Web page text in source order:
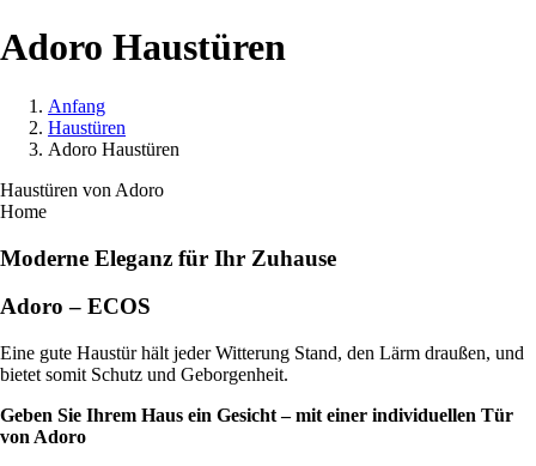
Adoro Haustüren
Anfang
Haustüren
Adoro Haustüren
Haustüren von Adoro
Home
Moderne Eleganz für Ihr Zuhause
Adoro – ECOS
Eine gute Haustür hält jeder Witterung Stand, den Lärm draußen, und
bietet somit Schutz und Geborgenheit.
Geben Sie Ihrem Haus ein Gesicht – mit einer individuellen Tür
von Adoro